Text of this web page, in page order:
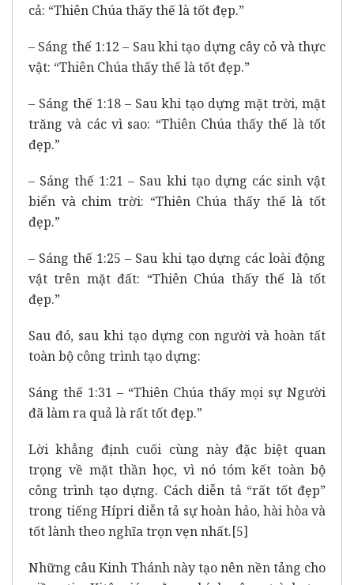
cả: “Thiên Chúa thấy thế là tốt đẹp.”
– Sáng thế 1:12 – Sau khi tạo dựng cây cỏ và thực
vật: “Thiên Chúa thấy thế là tốt đẹp.”
– Sáng thế 1:18 – Sau khi tạo dựng mặt trời, mặt
trăng và các vì sao: “Thiên Chúa thấy thế là tốt
đẹp.”
– Sáng thế 1:21 – Sau khi tạo dựng các sinh vật
biển và chim trời: “Thiên Chúa thấy thế là tốt
đẹp.”
– Sáng thế 1:25 – Sau khi tạo dựng các loài động
vật trên mặt đất: “Thiên Chúa thấy thế là tốt
đẹp.”
Sau đó, sau khi tạo dựng con người và hoàn tất
toàn bộ công trình tạo dựng:
Sáng thế 1:31 – “Thiên Chúa thấy mọi sự Người
đã làm ra quả là rất tốt đẹp.”
Lời khẳng định cuối cùng này đặc biệt quan
trọng về mặt thần học, vì nó tóm kết toàn bộ
công trình tạo dựng. Cách diễn tả “rất tốt đẹp”
trong tiếng Hípri diễn tả sự hoàn hảo, hài hòa và
tốt lành theo nghĩa trọn vẹn nhất.[5]
Những câu Kinh Thánh này tạo nên nền tảng cho